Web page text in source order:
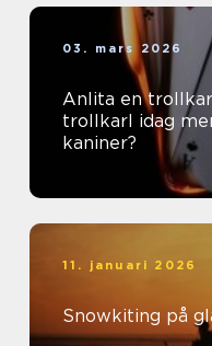
03. mars 2026
Anlita en
trollkarl idag mer än bara hattar och
kaniner?
11. januari 2026
Snowkiting på